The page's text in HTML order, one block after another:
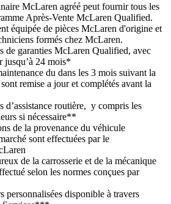
McLaren agréé peut fournir tous les
Après-Vente McLaren Qualified.
équipée de pièces McLaren d'origine et
formés chez McLaren.
de garanties McLaren Qualified, avec
jusqu’à 24 mois*
du dans les 3 mois suivant la
remise a jour et complétés avant la
d’assistance routière, y compris les
si nécessaire**
de la provenance du véhicule
sont effectuées par le
de la carrosserie et de la mécanique
selon les normes conçues par
personnalisées disponible à travers